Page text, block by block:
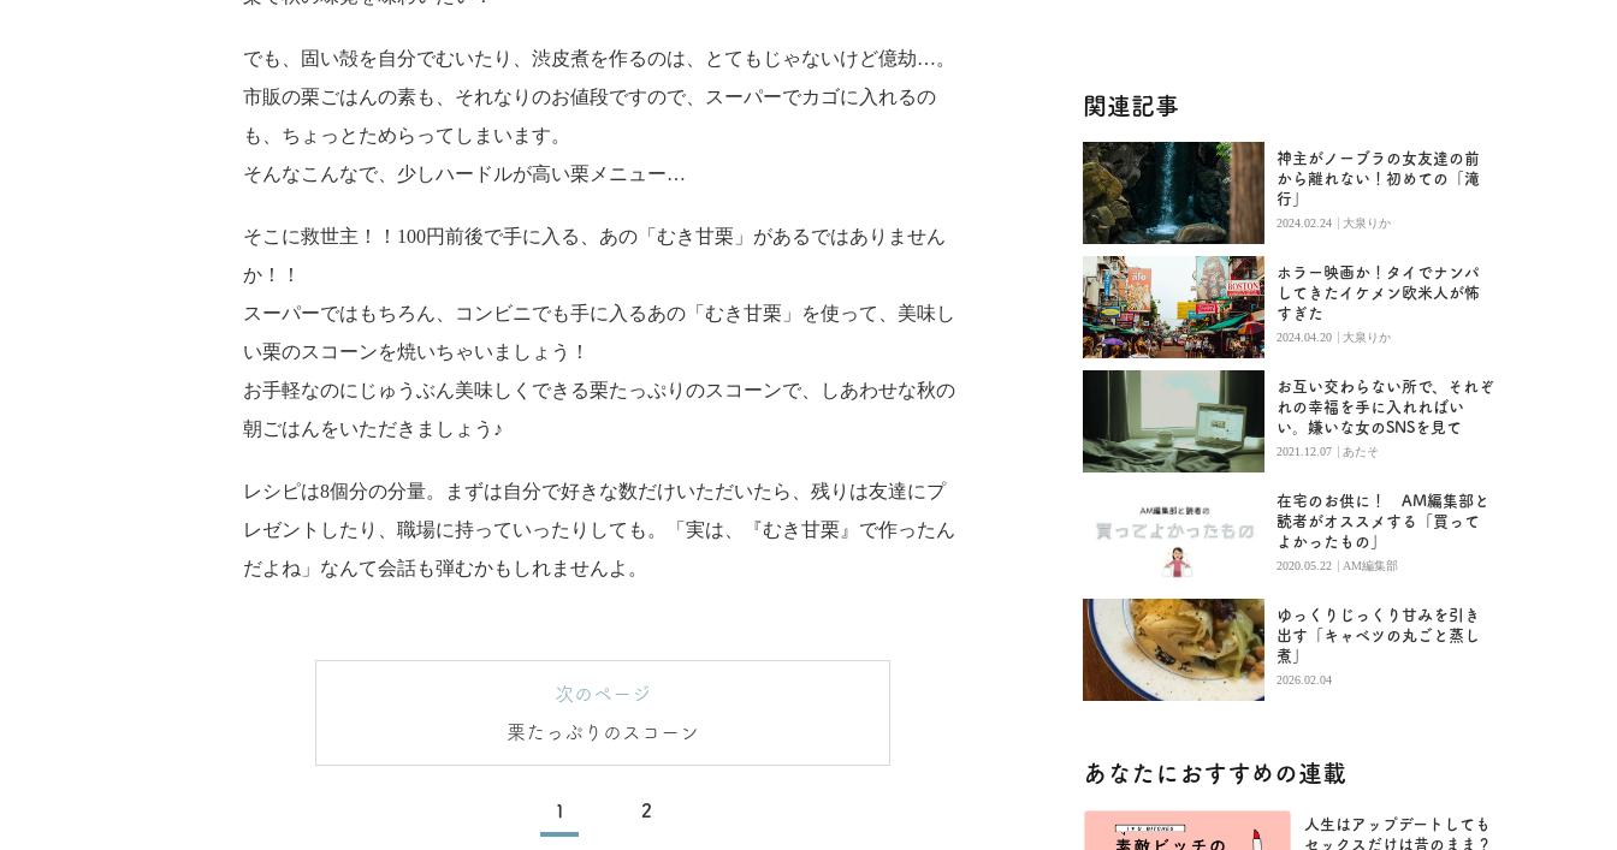
でも、固い殻を自分でむいたり、渋皮煮を作るのは、とてもじゃないけど億劫…。
市販の栗ごはんの素も、それなりのお値段ですので、スーパーでカゴに入れるの
も、ちょっとためらってしまいます。
そんなこんなで、少しハードルが高い栗メニュー…
そこに救世主！！100円前後で手に入る、あの「むき甘栗」があるではありません
か！！
スーパーではもちろん、コンビニでも手に入るあの「むき甘栗」を使って、美味し
い栗のスコーンを焼いちゃいましょう！
お手軽なのにじゅうぶん美味しくできる栗たっぷりのスコーンで、しあわせな秋の
朝ごはんをいただきましょう♪
レシピは8個分の分量。まずは自分で好きな数だけいただいたら、残りは友達にプ
レゼントしたり、職場に持っていったりしても。「実は、『むき甘栗』で作ったん
だよね」なんて会話も弾むかもしれませんよ。
次のページ
栗たっぷりのスコーン
1 2
関連記事
神主がノーブラの女友達の前
から離れない！初めての「滝
行」
2024.02.24 | 大泉りか
ホラー映画か！タイでナンパ
してきたイケメン欧米人が怖
すぎた
2024.04.20 | 大泉りか
お互い交わらない所で、それぞ
れの幸福を手に入れればい
い。嫌いな女のSNSを見て
2021.12.07 | あたそ
在宅のお供に！ AM編集部と
読者がオススメする「買って
よかったもの」
2020.05.22 | AM編集部
ゆっくりじっくり甘みを引き
出す「キャベツの丸ごと蒸し
煮」
2026.02.04
あなたにおすすめの連載
人生はアップデートしても
セックスだけは昔のまま？